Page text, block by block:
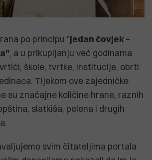
po principu "jedan čovjek –
, a u prikupljanju već godinama
škole, tvrtke, institucije, obrti
Tijekom ove zajedničke
su značajne količine hrane, raznih
slatkiša, pelena i drugih
svim čitateljima portala